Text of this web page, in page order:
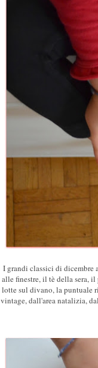
I grandi classici di dicembre
alle finestre, il tè della sera,
lotte sul divano, la puntuale
vintage, dall'area natalizia,